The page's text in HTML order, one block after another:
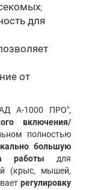
;
для
от
А-1000 ПРО",
включения/
полностью
большую
работы для
(крыс, мышей,
регулировку